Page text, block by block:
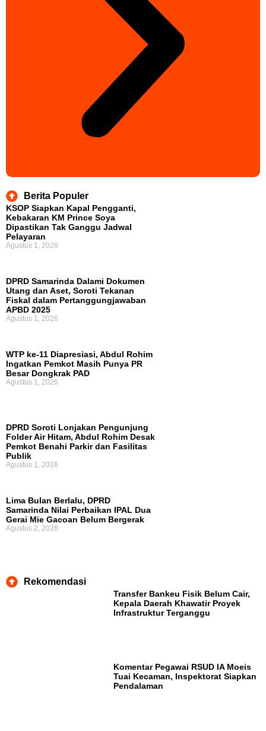
Berita Populer
KSOP Siapkan Kapal Pengganti,
Kebakaran KM Prince Soya
Dipastikan Tak Ganggu Jadwal
Pelayaran
Agustus 1, 2026
DPRD Samarinda Dalami Dokumen
Utang dan Aset, Soroti Tekanan
Fiskal dalam Pertanggungjawaban
APBD 2025
Agustus 1, 2026
WTP ke-11 Diapresiasi, Abdul Rohim
Ingatkan Pemkot Masih Punya PR
Besar Dongkrak PAD
Agustus 1, 2026
DPRD Soroti Lonjakan Pengunjung
Folder Air Hitam, Abdul Rohim Desak
Pemkot Benahi Parkir dan Fasilitas
Publik
Agustus 1, 2026
Lima Bulan Berlalu, DPRD
Samarinda Nilai Perbaikan IPAL Dua
Gerai Mie Gacoan Belum Bergerak
Agustus 2, 2026
Rekomendasi
Transfer Bankeu Fisik Belum Cair,
Kepala Daerah Khawatir Proyek
Infrastruktur Terganggu
Komentar Pegawai RSUD IA Moeis
Tuai Kecaman, Inspektorat Siapkan
Pendalaman